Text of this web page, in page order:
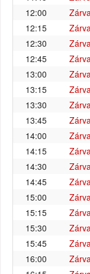
12:00
12:15
12:30
12:45
13:00
13:15
13:30
13:45
14:00
14:15
14:30
14:45
15:00
15:15
15:30
15:45
16:00